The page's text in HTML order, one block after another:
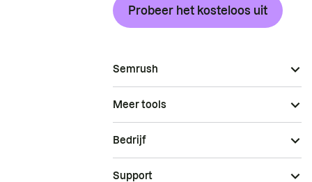
Probeer het kosteloos uit
Semrush
Meer tools
Bedrijf
Support